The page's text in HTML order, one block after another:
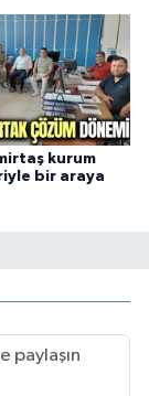
kurum
bir araya